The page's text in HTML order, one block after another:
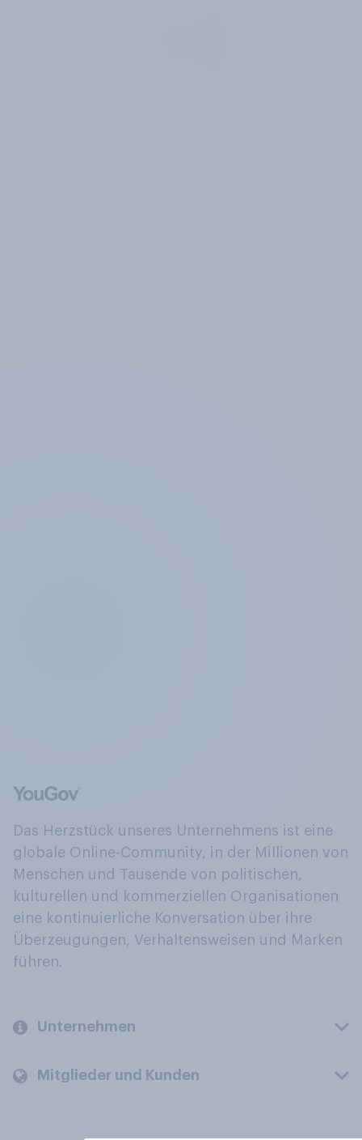
Das Herzstück unseres Unternehmens ist eine
globale Online-Community, in der Millionen von
Menschen und Tausende von politischen,
kulturellen und kommerziellen Organisationen
eine kontinuierliche Konversation über ihre
Überzeugungen, Verhaltensweisen und Marken
führen.
Unternehmen
Mitglieder und Kunden